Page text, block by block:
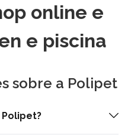
online e
e piscina
sobre a Polipet
Polipet?